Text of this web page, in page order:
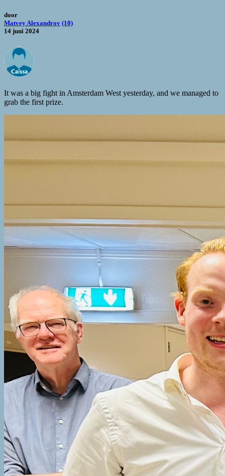
door
Matvey Alexandrov (10)
14 juni 2024
It was a big fight in Amsterdam West yesterday, and we managed to
grab the first prize.